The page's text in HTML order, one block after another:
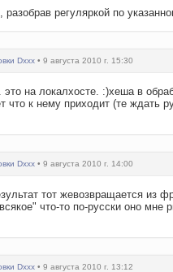
регуляркой по
Dxxx • 9 августа 2010 г. 15:30
на локалхосте. :)хеша в
к нему приходит (те ждать
Dxxx • 9 августа 2010 г. 14:00
тот жевозвращается из
что-то по-русски оно
Dxxx • 9 августа 2010 г. 13:12